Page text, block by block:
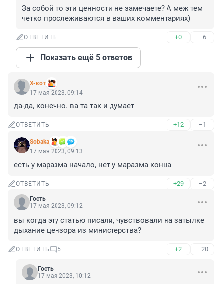
За собой то эти ценности не замечаете? А меж тем
четко прослеживаются в ваших комментариях)
ОТВЕТИТЬ +0 –6
Показать ещё 5 ответов
X-кот
17 мая 2023, 09:14
да-да, конечно. ва та так и думает
ОТВЕТИТЬ +12 –1
Sobaka
17 мая 2023, 09:13
есть у маразма начало, нет у маразма конца
ОТВЕТИТЬ +29 –2
Гость
17 мая 2023, 09:12
вы когда эту статью писали, чувствовали на затылке
дыхание цензора из министерства?
ОТВЕТИТЬ 5 +2 –20
Гость
17 мая 2023, 10:12